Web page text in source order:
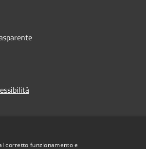
corretto funzionamento e